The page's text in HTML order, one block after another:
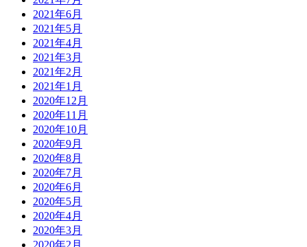
2021年6月
2021年5月
2021年4月
2021年3月
2021年2月
2021年1月
2020年12月
2020年11月
2020年10月
2020年9月
2020年8月
2020年7月
2020年6月
2020年5月
2020年4月
2020年3月
2020年2月